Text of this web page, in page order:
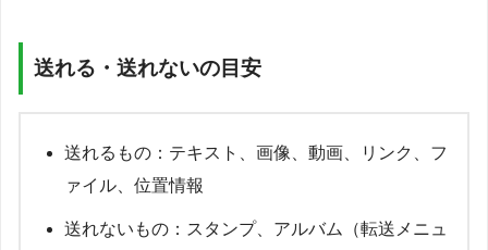
送れる・送れないの目安
送れるもの：テキスト、画像、動画、リンク、フ
ァイル、位置情報
送れないもの：スタンプ、アルバム（転送メニュ